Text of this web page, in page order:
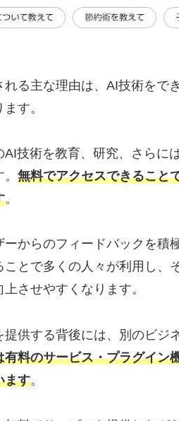
れる主な理由は、AI技術をで
す。
AI技術を教育、研究、さらに
無料でアクセスできること
。
ーからのフィードバックを積
とで多くの人々が利用し、
させやすくなります。
供する背後には、別のビジ
料のサービス・プラグイン
ます。